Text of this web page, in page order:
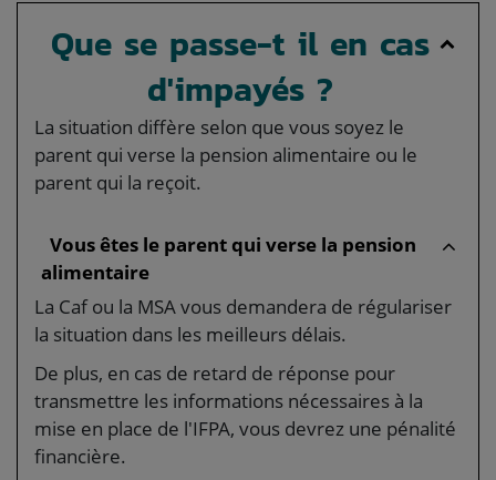
Que se passe-t il en cas
d'impayés ?
La situation diffère selon que vous soyez le
parent qui verse la pension alimentaire ou le
parent qui la reçoit.
Vous êtes le parent qui verse la pension
alimentaire
La Caf ou la MSA vous demandera de régulariser
la situation dans les meilleurs délais.
De plus, en cas de retard de réponse pour
transmettre les informations nécessaires à la
mise en place de l'IFPA, vous devrez une pénalité
financière.